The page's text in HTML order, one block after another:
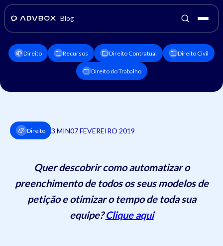
Blog
Direito Recursos Direito Contratual Direito Civil
Direito do Trabalho
Direito 3 MIN07 FEVEREIRO 2019
Quer descobrir como automatizar o
preenchimento de todos os seus modelos de
petição e otimizar o tempo de toda sua
equipe?Clique aqui